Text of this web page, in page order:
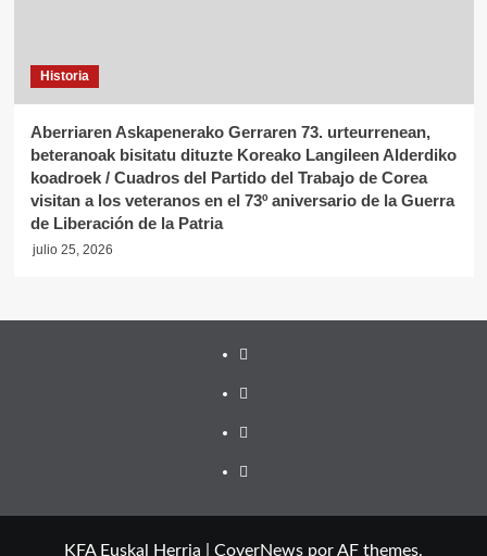
Historia
Aberriaren Askapenerako Gerraren 73. urteurrenean,
beteranoak bisitatu dituzte Koreako Langileen Alderdiko
koadroek / Cuadros del Partido del Trabajo de Corea
visitan a los veteranos en el 73º aniversario de la Guerra
de Liberación de la Patria
julio 25, 2026
Twitter
YouTube
Telegram
Facebook
KFA Euskal Herria CoverNews por AF themes.